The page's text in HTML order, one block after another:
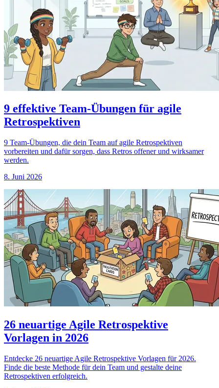
9 effektive Team-Übungen für agile
Retrospektiven
9 Team-Übungen, die dein Team auf agile Retrospektiven
vorbereiten und dafür sorgen, dass Retros offener und wirksamer
werden.
8. Juni 2026
26 neuartige Agile Retrospektive
Vorlagen in 2026
Entdecke 26 neuartige Agile Retrospektive Vorlagen für 2026.
Finde die beste Methode für dein Team und gestalte deine
Retrospektiven erfolgreich.